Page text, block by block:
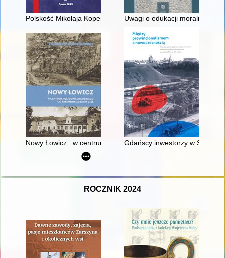
Polskość Mikołaja Kopernika z rodu ŚlązakaUwagi o edukacji moralnej
Nowy Łowicz : w centrum poligonu drawskiego od
Gdańscy inwestorzy w
ROCZNIK 2024